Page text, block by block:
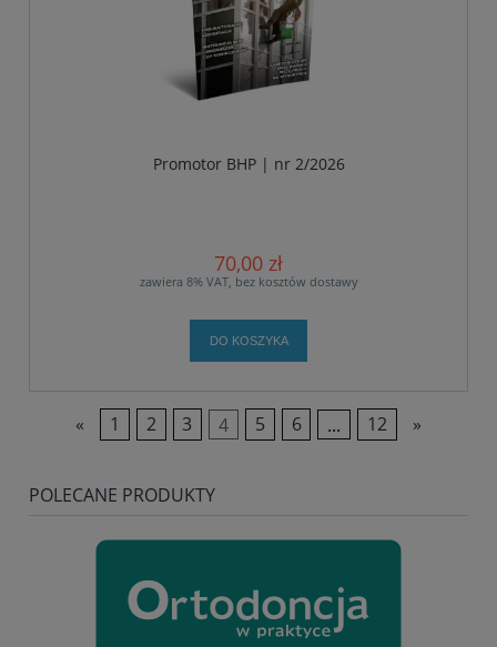
Promotor BHP | nr 2/2026
70,00 zł
zawiera 8% VAT, bez kosztów dostawy
DO KOSZYKA
« 1 2 3 4 5 6 ... 12 »
POLECANE PRODUKTY